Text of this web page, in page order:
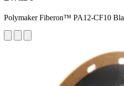
Polymaker Fiberon™ PA12-CF10